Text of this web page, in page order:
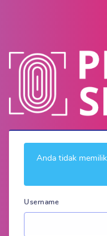
Anda tidak
Username